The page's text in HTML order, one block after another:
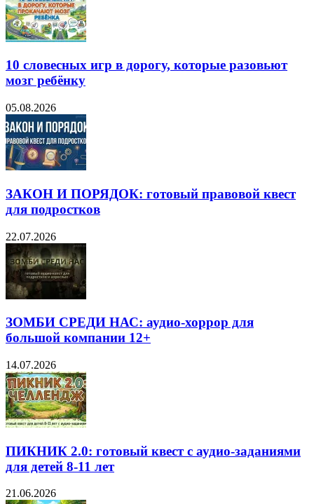
10 словесных игр в дорогу, которые разовьют
мозг ребёнку
05.08.2026
ЗАКОН И ПОРЯДОК: готовый правовой квест
для подростков
22.07.2026
ЗОМБИ СРЕДИ НАС: аудио-хоррор для
большой компании 12+
14.07.2026
ПИКНИК 2.0: готовый квест с аудио-заданиями
для детей 8-11 лет
21.06.2026